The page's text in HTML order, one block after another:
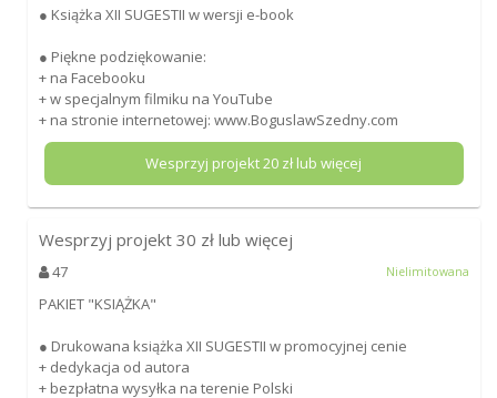
● Książka XII SUGESTII w wersji e-book
● Piękne podziękowanie:
+ na Facebooku
+ w specjalnym filmiku na YouTube
+ na stronie internetowej: www.BoguslawSzedny.com
Wesprzyj projekt20 zł lub więcej
Wesprzyj projekt 30 zł lub więcej
47 Nielimitowana
PAKIET "KSIĄŻKA"
● Drukowana książka XII SUGESTII w promocyjnej cenie
+ dedykacja od autora
+ bezpłatna wysyłka na terenie Polski